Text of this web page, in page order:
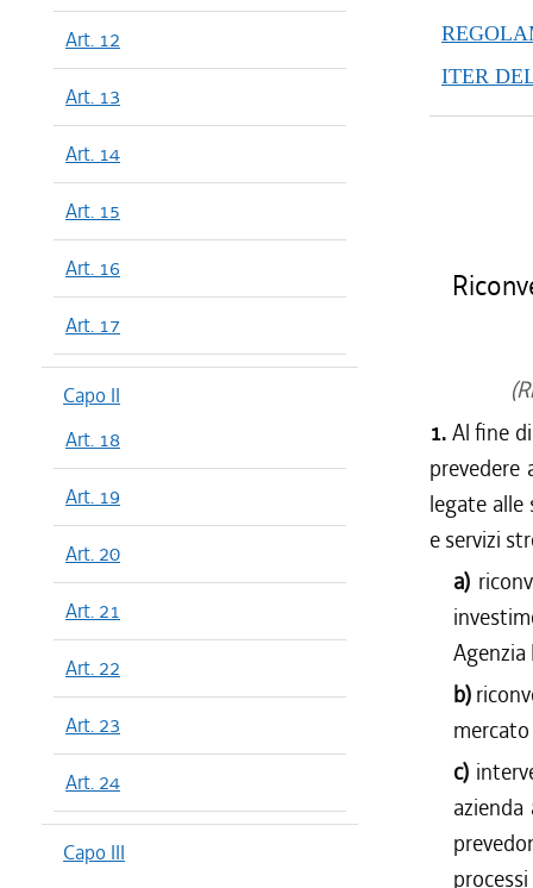
Art. 12
Art. 13
Art. 14
Art. 15
Art. 16
Art. 17
Capo II
Art. 18
Art. 19
Art. 20
Art. 21
Art. 22
Art. 23
Art. 24
Capo III
ITER
1. Al fine
legate alle
e servizi
a)
b)
c)